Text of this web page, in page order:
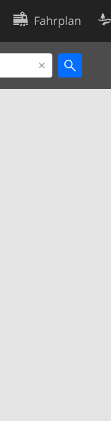
Fahrplan
Cookie-Richtlinie
Cookie-